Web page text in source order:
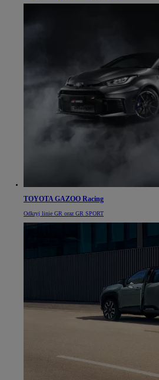
TOYOTA GAZOO Racing
Odkryj linie GR oraz GR SPORT